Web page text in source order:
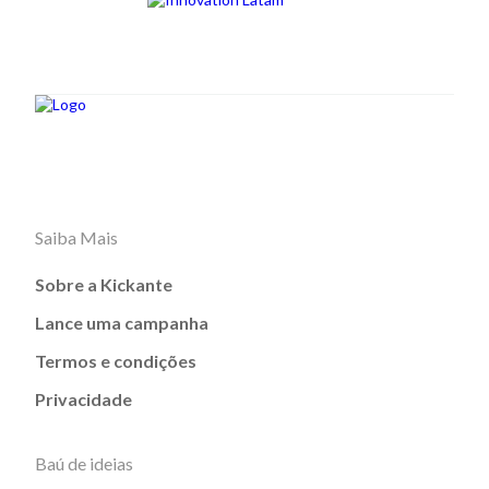
Saiba Mais
Sobre a Kickante
Lance uma campanha
Termos e condições
Privacidade
Baú de ideias